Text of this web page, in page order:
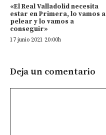
«El Real Valladolid necesita
estar en Primera, lo vamos a
pelear y lo vamos a
conseguir»
17 junio 2021 20:00h
Deja un comentario